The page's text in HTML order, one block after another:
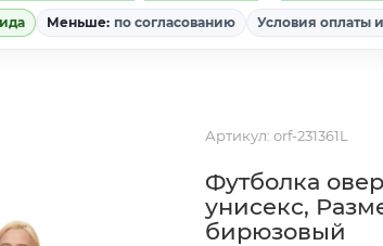
Меньше: по согласованию Условия оплаты
Артикул: orf-231361L
Футболка
унисекс,
бирюзовый